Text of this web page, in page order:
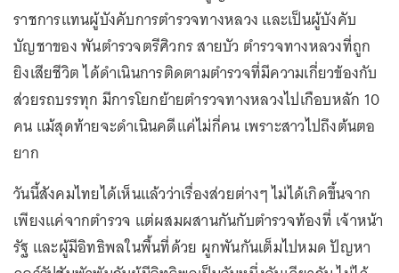
ราชการแทนผู้บังคับการตำรวจทางหลวง และเป็นผู้บังคับ
บัญชาของ พันตำรวจตรีศิวกร สายบัว ตำรวจทางหลวงที่ถูก
ยิงเสียชีวิต ได้ดำเนินการติดตามตำรวจที่มีความเกี่ยวข้องกับ
ส่วยรถบรรทุก มีการโยกย้ายตำรวจทางหลวงไปเกือบหลัก 10
คน แม้สุดท้ายจะดำเนินคดีแค่ไม่กี่คน เพราะสาวไปถึงต้นตอ
ยาก
วันนี้สังคมไทยได้เห็นแล้วว่าเรื่องส่วยต่างๆ ไม่ได้เกิดขึ้นจาก
เพียงแค่จากตำรวจ แต่ผสมผสานกันกับตำรวจท้องที่ เจ้าหน้า
รัฐ และผู้มีอิทธิพลในพื้นที่ด้วย ผูกพันกันเต็มไปหมด ปัญหา